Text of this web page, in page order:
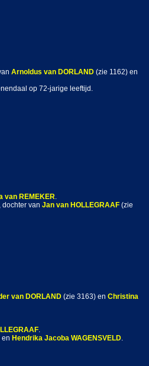
Arnoldus van DORLAND (zie 1162) en
op 72-jarige leeftijd.
van REMEKER.
van Jan van HOLLEGRAAF (zie
van DORLAND (zie 3163) en Christina
.
en Hendrika Jacoba WAGENSVELD.